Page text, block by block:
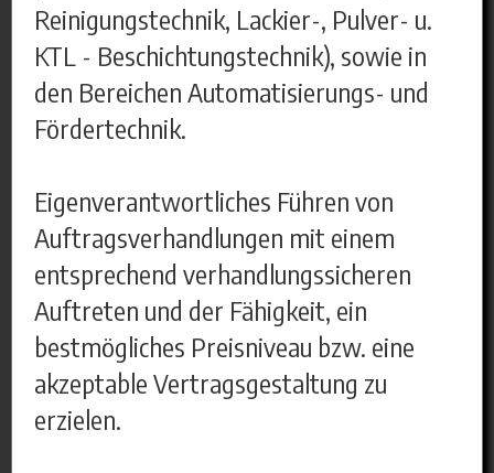
Reinigungstechnik, Lackier-, Pulver- u.
KTL - Beschichtungstechnik), sowie in
den Bereichen Automatisierungs- und
Fördertechnik.
Eigenverantwortliches Führen von
Auftragsverhandlungen mit einem
entsprechend verhandlungssicheren
Auftreten und der Fähigkeit, ein
bestmögliches Preisniveau bzw. eine
akzeptable Vertragsgestaltung zu
erzielen.